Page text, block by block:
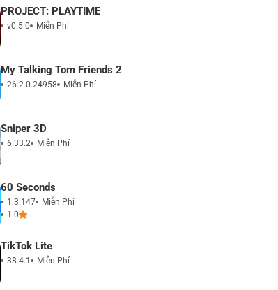
PROJECT: PLAYTIME
v0.5.0 Miễn Phí
My Talking Tom Friends 2
26.2.0.24958 Miễn Phí
Sniper 3D
6.33.2 Miễn Phí
60 Seconds
1.3.147
Miễn Phí
1.0
TikTok Lite
38.4.1 Miễn Phí